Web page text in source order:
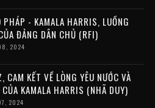
- KAMALA HARRIS, LUỒNG
ĐẢNG DÂN CHỦ (RFI)
2024
CAM KẾT VỀ LÒNG YÊU NƯỚC VÀ
KAMALA HARRIS (NHÃ DUY)
2024